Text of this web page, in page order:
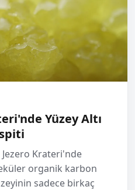
Yüzey Altı
Jezero Krateri'nde
organik karbon
sadece birkaç